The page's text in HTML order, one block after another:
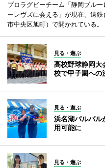
プロラグビーチーム「静岡ブル
ーレヴズに会える」が現在、遠
市中央区旭町）で開かれている。
見る・遊ぶ
高校野球静岡
校で甲子園への
見る・遊ぶ
浜名湖パルパ
用可能に
見る・遊ぶ